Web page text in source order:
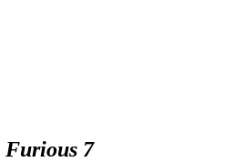
Furious 7